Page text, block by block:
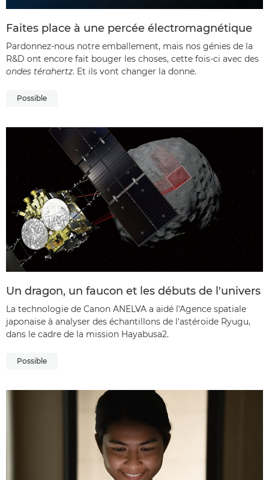
Faites place à une percée électromagnétique
Pardonnez-nous notre emballement, mais nos génies de la
R&D ont encore fait bouger les choses, cette fois-ci avec des
ondes térahertz. Et ils vont changer la donne.
Possible
Un dragon, un faucon et les débuts de l'univers
La technologie de Canon ANELVA a aidé l'Agence spatiale
japonaise à analyser des échantillons de l'astéroïde Ryugu,
dans le cadre de la mission Hayabusa2.
Possible